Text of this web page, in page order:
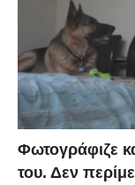
Φωτογράφιζε
του. Δεν